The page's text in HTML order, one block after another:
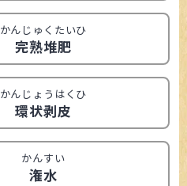
かんじゅくたいひ
完熟堆肥
かんじょうはくひ
環状剥皮
かんすい
潅水